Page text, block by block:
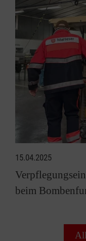
15.04.2025
beim